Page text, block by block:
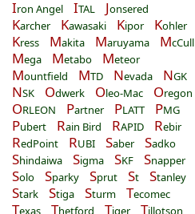
Iron Angel ITAL Jonsered
Karcher Kawasaki Kipor Kohler
Kress Makita Maruyama McCull
Mega Metabo Meteor
Mountfield MTD Nevada NGK
NSK Odwerk Oleo-Mac Oregon
ORLEON Partner PLATT PMG
Pubert Rain Bird RAPID Rebir
RedPoint RUBI Saber Sadko
Shindaiwa Sigma SKF Snapper
Solo Sparky Sprut St Stanley
Stark Stiga Sturm Tecomec
Texas Thetford Tiger Tillotson